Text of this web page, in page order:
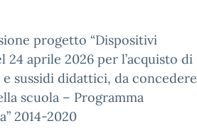
progetto “Dispositivi
24 aprile 2026 per l’acquisto di
sussidi didattici, da concedere
scuola – Programma
2014-2020